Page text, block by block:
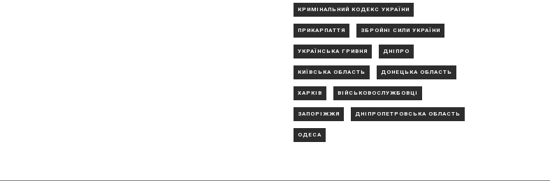
КРИМІНАЛЬНИЙ КОДЕКС УКРАЇНИ
ПРИКАРПАТТЯ ЗБРОЙНІ СИЛИ УКРАЇНИ
УКРАЇНСЬКА ГРИВНЯ ДНІПРО
КИЇВСЬКА ОБЛАСТЬ ДОНЕЦЬКА ОБЛАСТЬ
ХАРКІВ ВІЙСЬКОВОСЛУЖБОВЦІ
ЗАПОРІЖЖЯ ДНІПРОПЕТРОВСЬКА ОБЛАСТЬ
ОДЕСА